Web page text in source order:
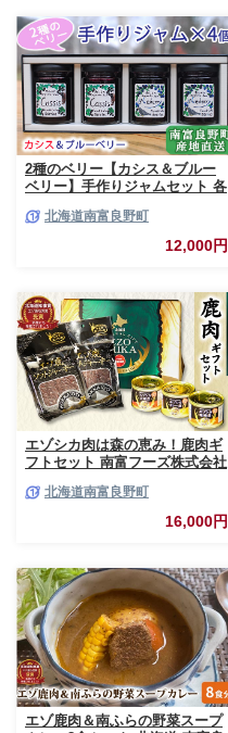
2種のベリー【カシス＆ブルー
ベリー】手作りジャムセット 各
ベリー カシス ブルーベリー ソ
ース 果実 てんさい糖 無農薬 甘
北海道南富良野町
12,000円
エゾシカ肉は森の恵み！鹿肉ギ
フトセット 南富フーズ株式会社
北海道 南富良野町 エゾシカ 缶
詰 セット 詰合せ 贈り物 ギフト
北海道南富良野町
16,000円
エゾ鹿肉＆南ふらの野菜スープ